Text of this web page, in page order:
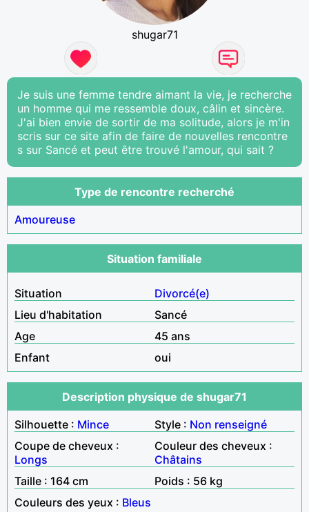
shugar71
Je suis une femme tendre aimant la vie, je recherche
un homme qui me ressemble doux, câlin et sincère.
J'ai bien envie de sortir de ma solitude, alors je m'in
scris sur ce site afin de faire de nouvelles rencontre
s sur Sancé et peut être trouvé l'amour, qui sait ?
Type de rencontre recherché
Amoureuse
Situation familiale
Situation
Divorcé(e)
Lieu d'habitation
Sancé
Age
45 ans
Enfant
oui
Description physique de shugar71
Silhouette : Mince Style : Non renseigné
Coupe de cheveux :
Longs
Couleur des cheveux :
Châtains
Taille : 164 cm
Poids : 56 kg
Couleurs des yeux : Bleus